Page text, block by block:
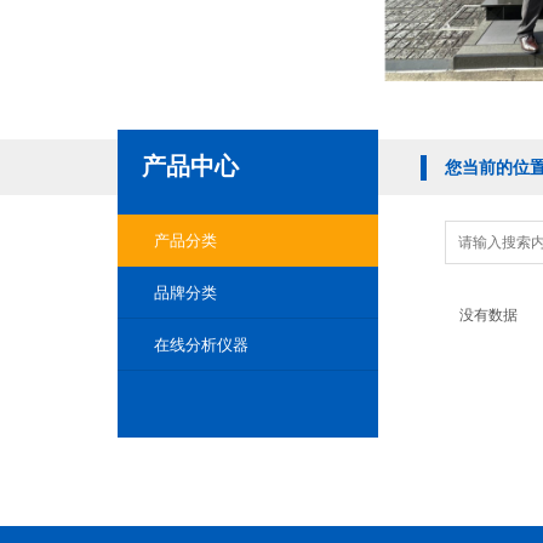
产品中心
产品分类
品牌分类
在线分析仪器
您当前的位
没有数据